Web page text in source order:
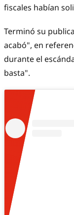
fiscales habían
Terminó su
acabó", en
durante el
basta".